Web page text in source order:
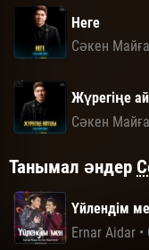
Неге
Сәкен
Жүрегіңе
Сәкен
Танымал әндер
Үйлендім
Ernar Aidar •